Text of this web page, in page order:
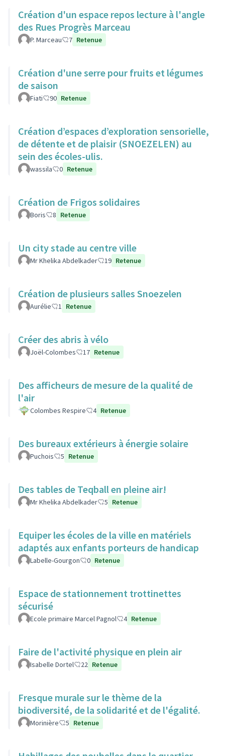
Création d'un espace repos lecture à l'angle
des Rues Progrès Marceau
P. Marceau 7 Retenue
Création d'une serre pour fruits et légumes
de saison
Fiati 90 Retenue
Création d’espaces d’exploration sensorielle,
de détente et de plaisir (SNOEZELEN) au
sein des écoles-ulis.
wassila 0 Retenue
Création de Frigos solidaires
Boris 8 Retenue
Un city stade au centre ville
Mr Khelika Abdelkader 19 Retenue
Création de plusieurs salles Snoezelen
Aurélie 1 Retenue
Créer des abris à vélo
Joël-Colombes 17 Retenue
Des afficheurs de mesure de la qualité de
l'air
Colombes Respire 4 Retenue
Des bureaux extérieurs à énergie solaire
Puchois 5 Retenue
Des tables de Teqball en pleine air!
Mr Khelika Abdelkader 5 Retenue
Equiper les écoles de la ville en matériels
adaptés aux enfants porteurs de handicap
Labelle-Gourgon 0 Retenue
Espace de stationnement trottinettes
sécurisé
Ecole primaire Marcel Pagnol 4 Retenue
Faire de l'activité physique en plein air
Isabelle Dortel 22 Retenue
Fresque murale sur le thème de la
biodiversité, de la solidarité et de l'égalité.
Morinière 5 Retenue